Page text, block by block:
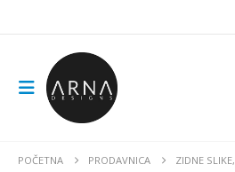
POČETNA PRODAVNICA ZIDNE SLIKE,